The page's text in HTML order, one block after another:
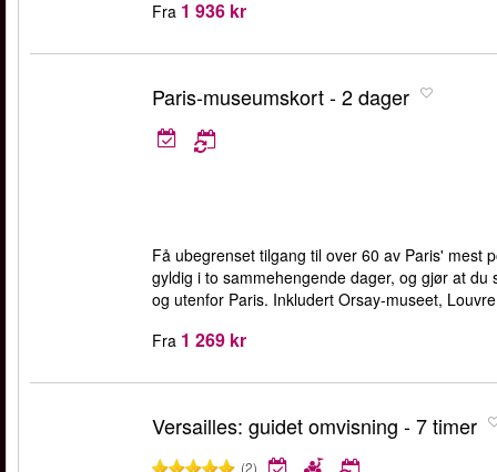
Fra 1 936 kr
Paris-museumskort - 2 dager
Få ubegrenset tilgang til over 60 av Paris'
gyldig i to sammehengende dager, og gjør at
og utenfor Paris. Inkludert Orsay-museet,
Fra 1 269 kr
Versailles: guidet omvisning - 7 timer
(2)